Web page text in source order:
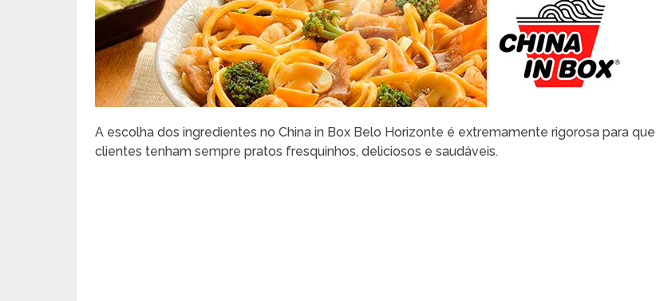
A escolha dos ingredientes no China in Box Belo Horizonte é extremamente rigorosa para
clientes tenham sempre pratos fresquinhos, deliciosos e saudáveis.